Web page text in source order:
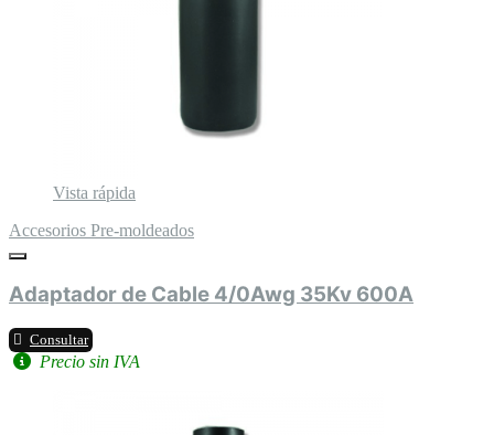
Vista rápida
Accesorios Pre-moldeados
Adaptador de Cable 4/0Awg 35Kv 600A
Consultar
Precio sin IVA